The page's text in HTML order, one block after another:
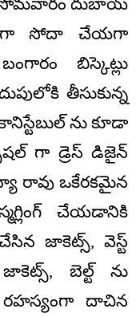
సోదా చేయగా
బిస్కెట్లు
తీసుకున్న
ను కూడా
గా డ్రెస్ డిజైన్
రావు ఒకేరకమైన
చేయడానికి
జాకెట్స్, వెస్ట్
బెల్ట్ ను
దాచిన